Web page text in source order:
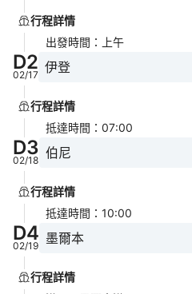
行程詳情
出發時間 ： 上午
D2
02/17 伊登
行程詳情
抵達時間 ： 07:00
D3
02/18 伯尼
行程詳情
抵達時間 ： 10:00
D4
02/19 墨爾本
行程詳情